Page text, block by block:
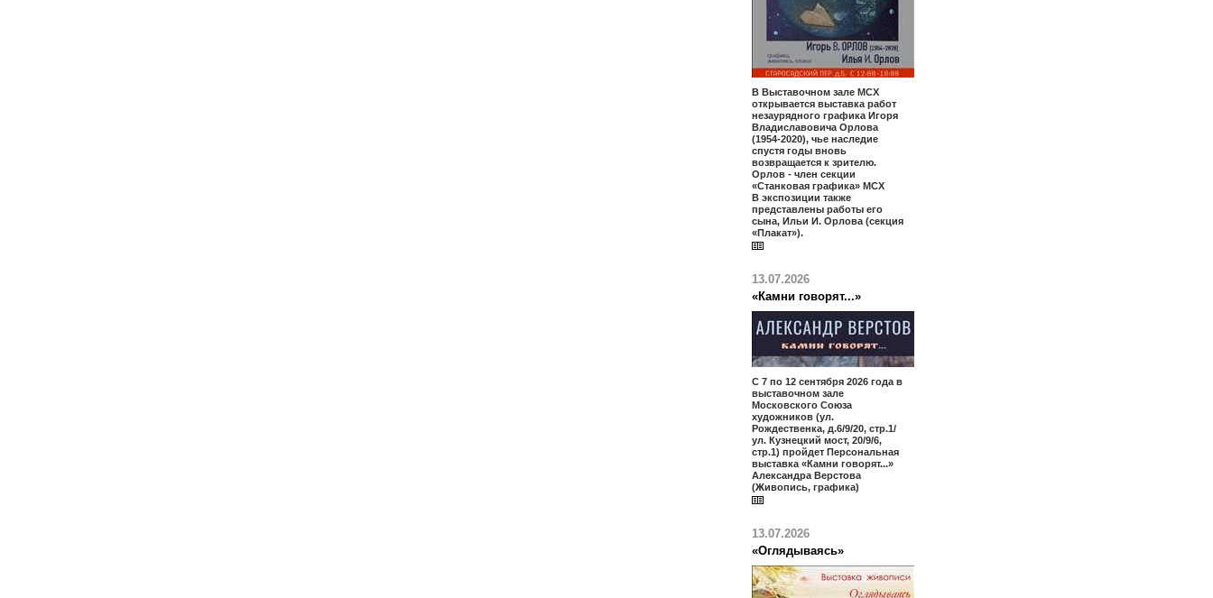
В Выставочном зале МСХ
открывается выставка работ
незаурядного графика Игоря
Владиславовича Орлова
(1954-2020), чье наследие
спустя годы вновь
возвращается к зрителю.
Орлов - член секции
«Станковая графика» МСХ
В экспозиции также
представлены работы его
сына, Ильи И. Орлова (секция
«Плакат»).
13.07.2026
«Камни говорят...»
С 7 по 12 сентября 2026 года в
выставочном зале
Московского Союза
художников (ул.
Рождественка, д.6/9/20, стр.1/
ул. Кузнецкий мост, 20/9/6,
стр.1) пройдет Персональная
выставка «Камни говорят...»
Александра Верстова
(Живопись, графика)
13.07.2026
«Оглядываясь»